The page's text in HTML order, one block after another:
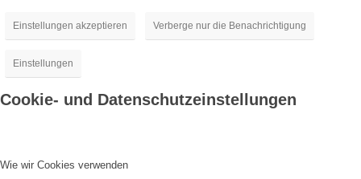
Einstellungen akzeptieren Verberge nur die Benachrichtigung
Einstellungen
Cookie- und Datenschutzeinstellungen
Wie wir Cookies verwenden